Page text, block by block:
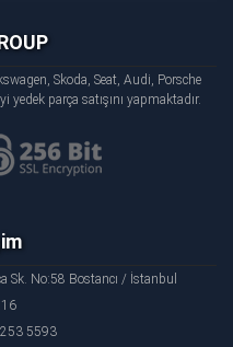
Skoda, Seat, Audi, Porsche
yedek parça satışını yapmaktadır.
Sk. No:58 Bostancı / İstanbul
5593